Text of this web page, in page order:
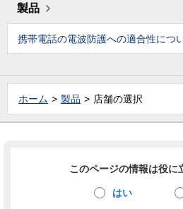
製品
携帯電話の電波防護への適合性につ
ホーム 製品 店舗の選択
このページの情報は役に
はい